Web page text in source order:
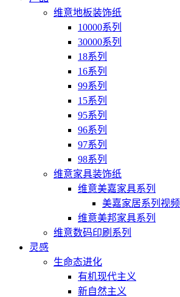
维意地板装饰纸
10000系列
30000系列
18系列
16系列
99系列
15系列
95系列
96系列
97系列
98系列
维意家具装饰纸
维意美嘉家具系列
美嘉家居系列视频
维意美邦家具系列
维意数码印刷系列
灵感
生命态进化
有机现代主义
新自然主义